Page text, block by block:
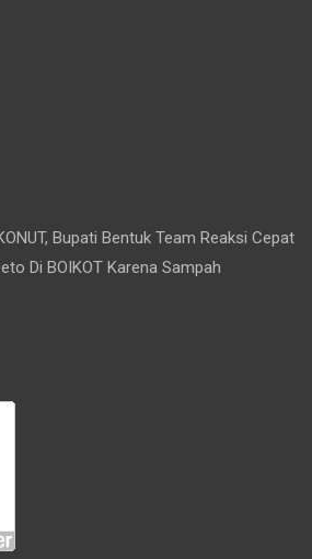
Bupati Bentuk Team Reaksi Cepat
Di BOIKOT Karena Sampah